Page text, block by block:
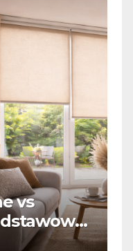
owada a
wygląda to w
19 PAŹDZIERNIKA, 2025